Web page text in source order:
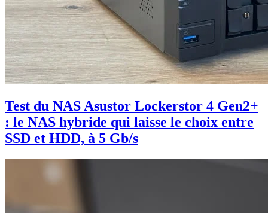
Test du NAS Asustor Lockerstor 4 Gen2+
: le NAS hybride qui laisse le choix entre
SSD et HDD, à 5 Gb/s